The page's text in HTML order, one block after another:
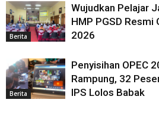
Berita
Wujudkan Pelajar
HMP PGSD Resmi
2026
Berita
Penyisihan OPEC
Rampung, 32
IPS Lolos Babak